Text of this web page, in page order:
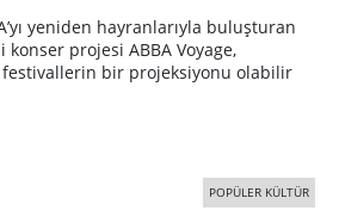
yeniden hayranlarıyla buluşturan
projesi ABBA Voyage,
festivallerin bir projeksiyonu olabilir
POPÜLER KÜLTÜR